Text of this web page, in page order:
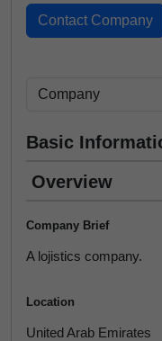
Basic
Overview
Company Brief
A lojistics company.
Location
United Arab Emirates